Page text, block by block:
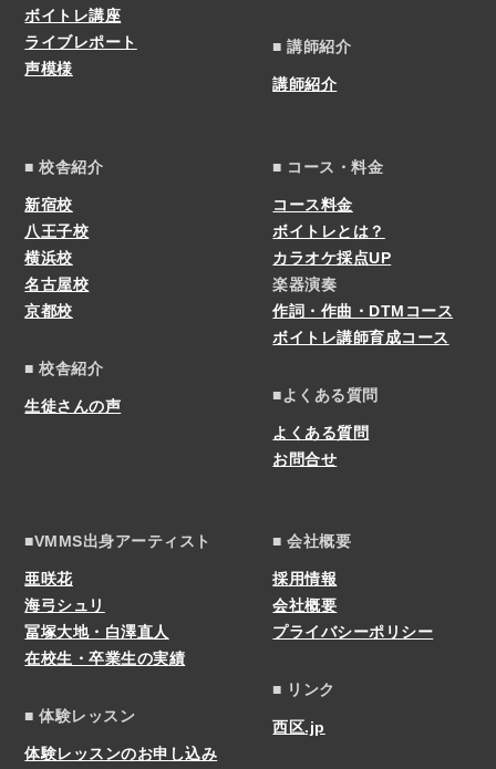
ボイトレ講座
ライブレポート
声模様
■ 講師紹介
講師紹介
■ 校舎紹介
新宿校
八王子校
横浜校
名古屋校
京都校
■ 校舎紹介
生徒さんの声
■ コース・料金
コース料金
ボイトレとは？
カラオケ採点UP
楽器演奏
作詞・作曲・DTMコース
ボイトレ講師育成コース
■よくある質問
よくある質問
お問合せ
■VMMS出身アーティスト
亜咲花
海弓シュリ
冨塚大地・白澤直人
在校生・卒業生の実績
■ 体験レッスン
体験レッスンのお申し込み
■ 会社概要
採用情報
会社概要
プライバシーポリシー
■ リンク
西区.jp